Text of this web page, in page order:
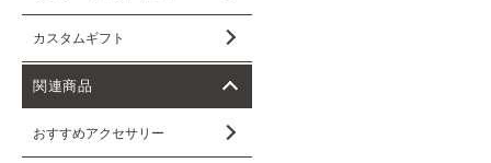
カスタムギフト
関連商品
おすすめアクセサリー